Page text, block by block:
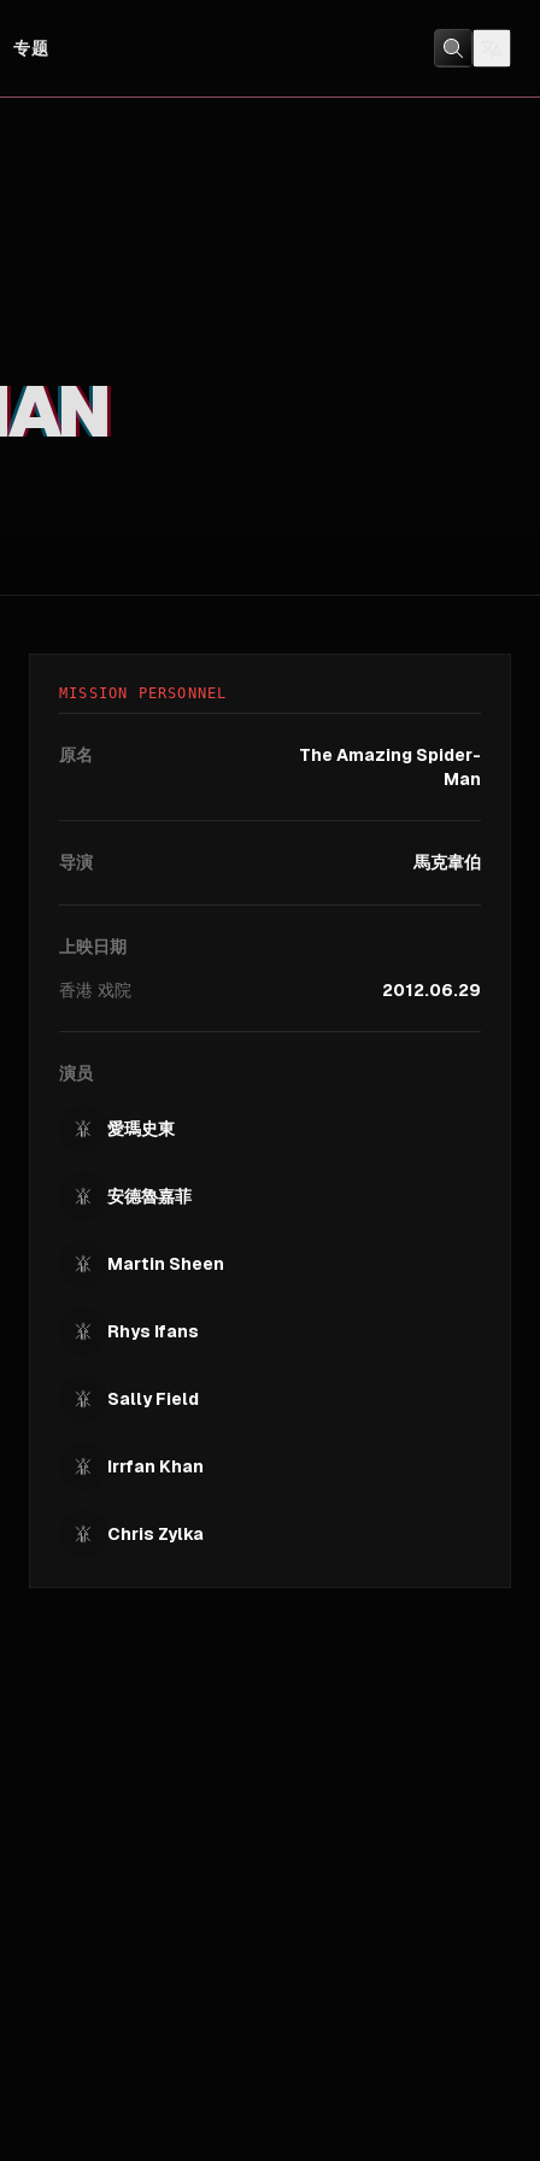
专题
冒險/ 動作
MISSION PERSONNEL
原名
The Amazing Spider-
Man
导演 馬克韋伯
上映日期
香港 戏院 2012.06.29
演员
愛瑪史東
安德魯嘉菲
Martin Sheen
Rhys Ifans
Sally Field
Irrfan Khan
Chris Zylka